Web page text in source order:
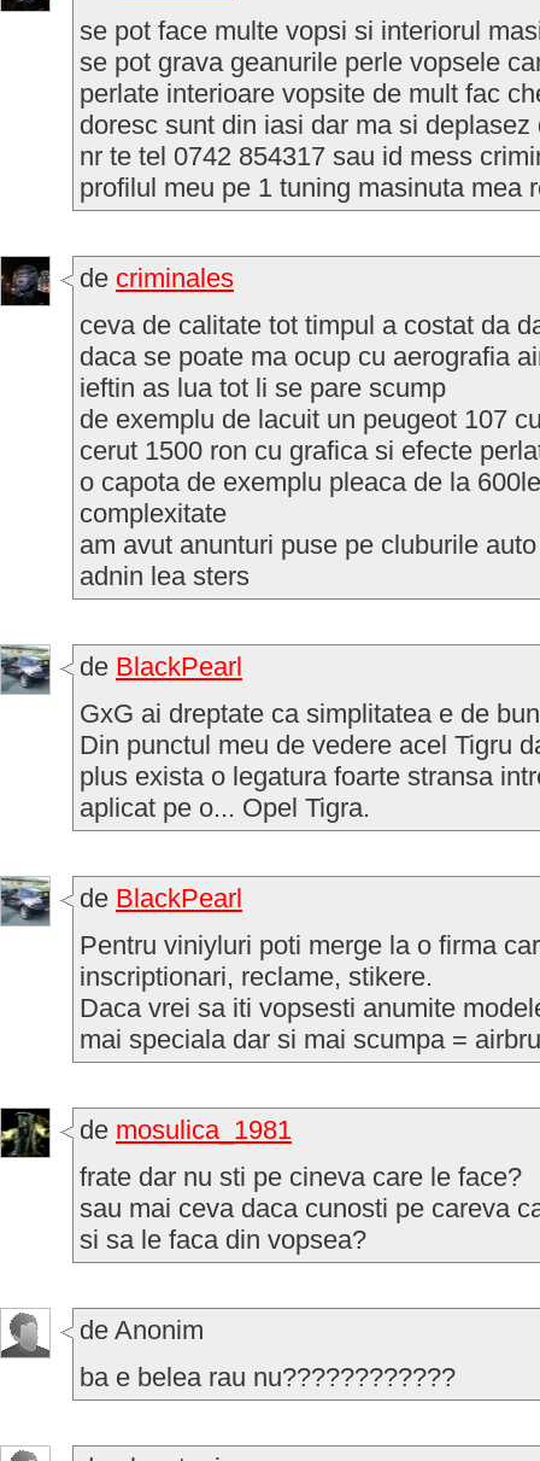
se pot face multe vopsi si interiorul
se pot grava geanurile perle vopsele
perlate interioare vopsite de mult fac
doresc sunt din iasi dar ma si
nr te tel 0742 854317 sau id mess
profilul meu pe 1 tuning masinuta mea
de criminales
ceva de calitate tot timpul a costat da
daca se poate ma ocup cu aerografia
ieftin as lua tot li se pare scump
de exemplu de lacuit un peugeot 107
cerut 1500 ron cu grafica si efecte
o capota de exemplu pleaca de la
complexitate
am avut anunturi puse pe cluburile
adnin lea sters
de BlackPearl
GxG ai dreptate ca simplitatea e de
Din punctul meu de vedere acel Tigru
plus exista o legatura foarte stransa
aplicat pe o... Opel Tigra.
de BlackPearl
Pentru viniyluri poti merge la o firma
inscriptionari, reclame, stikere.
Daca vrei sa iti vopsesti anumite
mai speciala dar si mai scumpa =
de mosulica_1981
frate dar nu sti pe cineva care le face?
sau mai ceva daca cunosti pe careva
si sa le faca din vopsea?
de Anonim
ba e belea rau nu????????????